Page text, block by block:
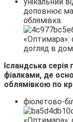
унікальний
доповнює
облямівка.
Ісландська
фіалками, де
облямівкою по
фіолетово-